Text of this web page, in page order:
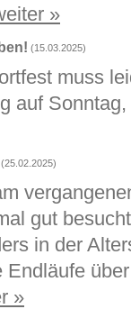
»
(15.03.2025)
muss
auf
(25.02.2025)
gut
in der
»